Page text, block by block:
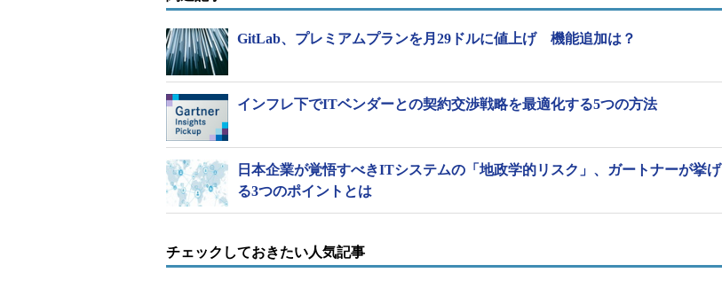
GitLab、プレミアムプランを月29ドルに値上げ 機能追加は？
インフレ下でITベンダーとの契約交渉戦略を最適化する5つの方法
日本企業が覚悟すべきITシステムの「地政学的リスク」、ガートナーが挙げ
る3つのポイントとは
チェックしておきたい人気記事